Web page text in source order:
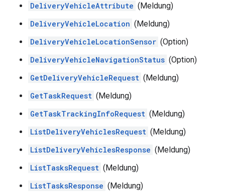
DeliveryVehicleAttribute (Meldung)
DeliveryVehicleLocation (Meldung)
DeliveryVehicleLocationSensor (Option)
DeliveryVehicleNavigationStatus (Option)
GetDeliveryVehicleRequest (Meldung)
GetTaskRequest (Meldung)
GetTaskTrackingInfoRequest (Meldung)
ListDeliveryVehiclesRequest (Meldung)
ListDeliveryVehiclesResponse (Meldung)
ListTasksRequest (Meldung)
ListTasksResponse (Meldung)